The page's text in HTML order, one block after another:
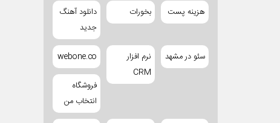
هزینه پست بخورات
دانلود آهنگ
جدید
سئو در مشهد
نرم افزار
CRM
webone.co
فروشگاه
انتخاب من